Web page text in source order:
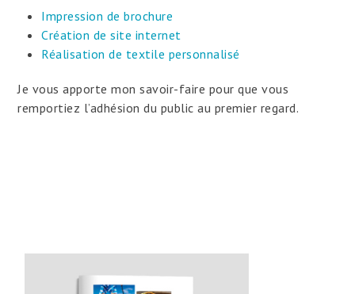
Impression de brochure
Création de site internet
Réalisation de textile personnalisé
Je vous apporte mon savoir-faire pour que vous
remportiez l’adhésion du public au premier regard.